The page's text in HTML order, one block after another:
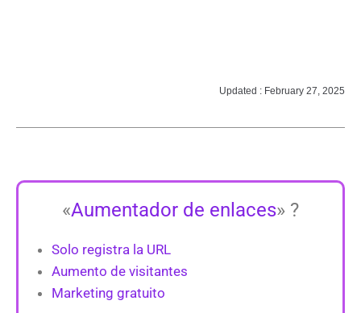
Updated : February 27, 2025
«Aumentador de enlaces» ?
Solo registra la URL
Aumento de visitantes
Marketing gratuito